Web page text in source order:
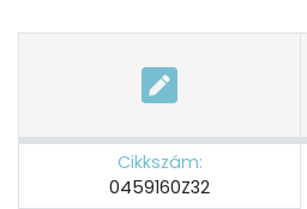
Cikkszám:
0459160Z32